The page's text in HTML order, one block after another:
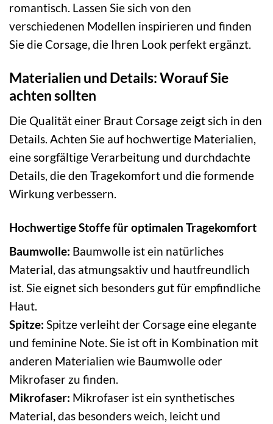
romantisch. Lassen Sie sich von den
verschiedenen Modellen inspirieren und finden
Sie die Corsage, die Ihren Look perfekt ergänzt.
Materialien und Details: Worauf Sie
achten sollten
Die Qualität einer Braut Corsage zeigt sich in den
Details. Achten Sie auf hochwertige Materialien,
eine sorgfältige Verarbeitung und durchdachte
Details, die den Tragekomfort und die formende
Wirkung verbessern.
Hochwertige Stoffe für optimalen Tragekomfort
Baumwolle: Baumwolle ist ein natürliches
Material, das atmungsaktiv und hautfreundlich
ist. Sie eignet sich besonders gut für empfindliche
Haut.
Spitze: Spitze verleiht der Corsage eine elegante
und feminine Note. Sie ist oft in Kombination mit
anderen Materialien wie Baumwolle oder
Mikrofaser zu finden.
Mikrofaser: Mikrofaser ist ein synthetisches
Material, das besonders weich, leicht und